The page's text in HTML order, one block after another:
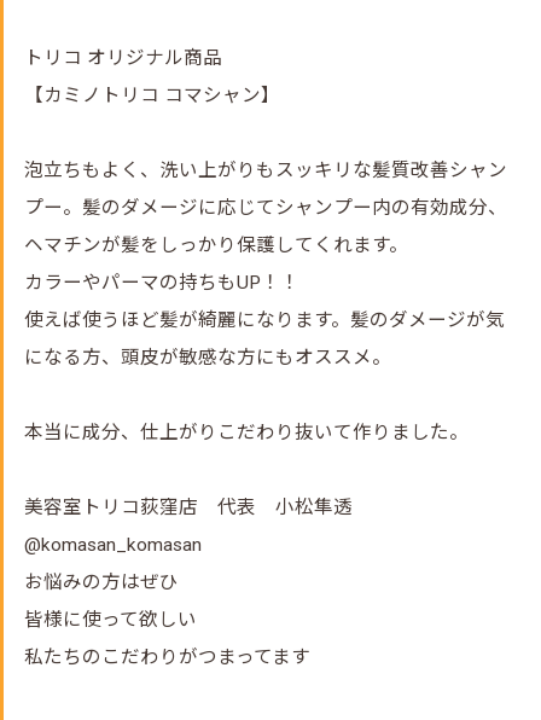
トリコ オリジナル商品
【カミノトリコ コマシャン】
泡立ちもよく、洗い上がりもスッキリな髪質改善シャン
プー。髪のダメージに応じてシャンプー内の有効成分、
ヘマチンが髪をしっかり保護してくれます。
カラーやパーマの持ちもUP！！
使えば使うほど髪が綺麗になります。髪のダメージが気
になる方、頭皮が敏感な方にもオススメ。
本当に成分、仕上がりこだわり抜いて作りました。
美容室トリコ荻窪店 代表 小松隼透
@komasan_komasan
お悩みの方はぜひ
皆様に使って欲しい
私たちのこだわりがつまってます